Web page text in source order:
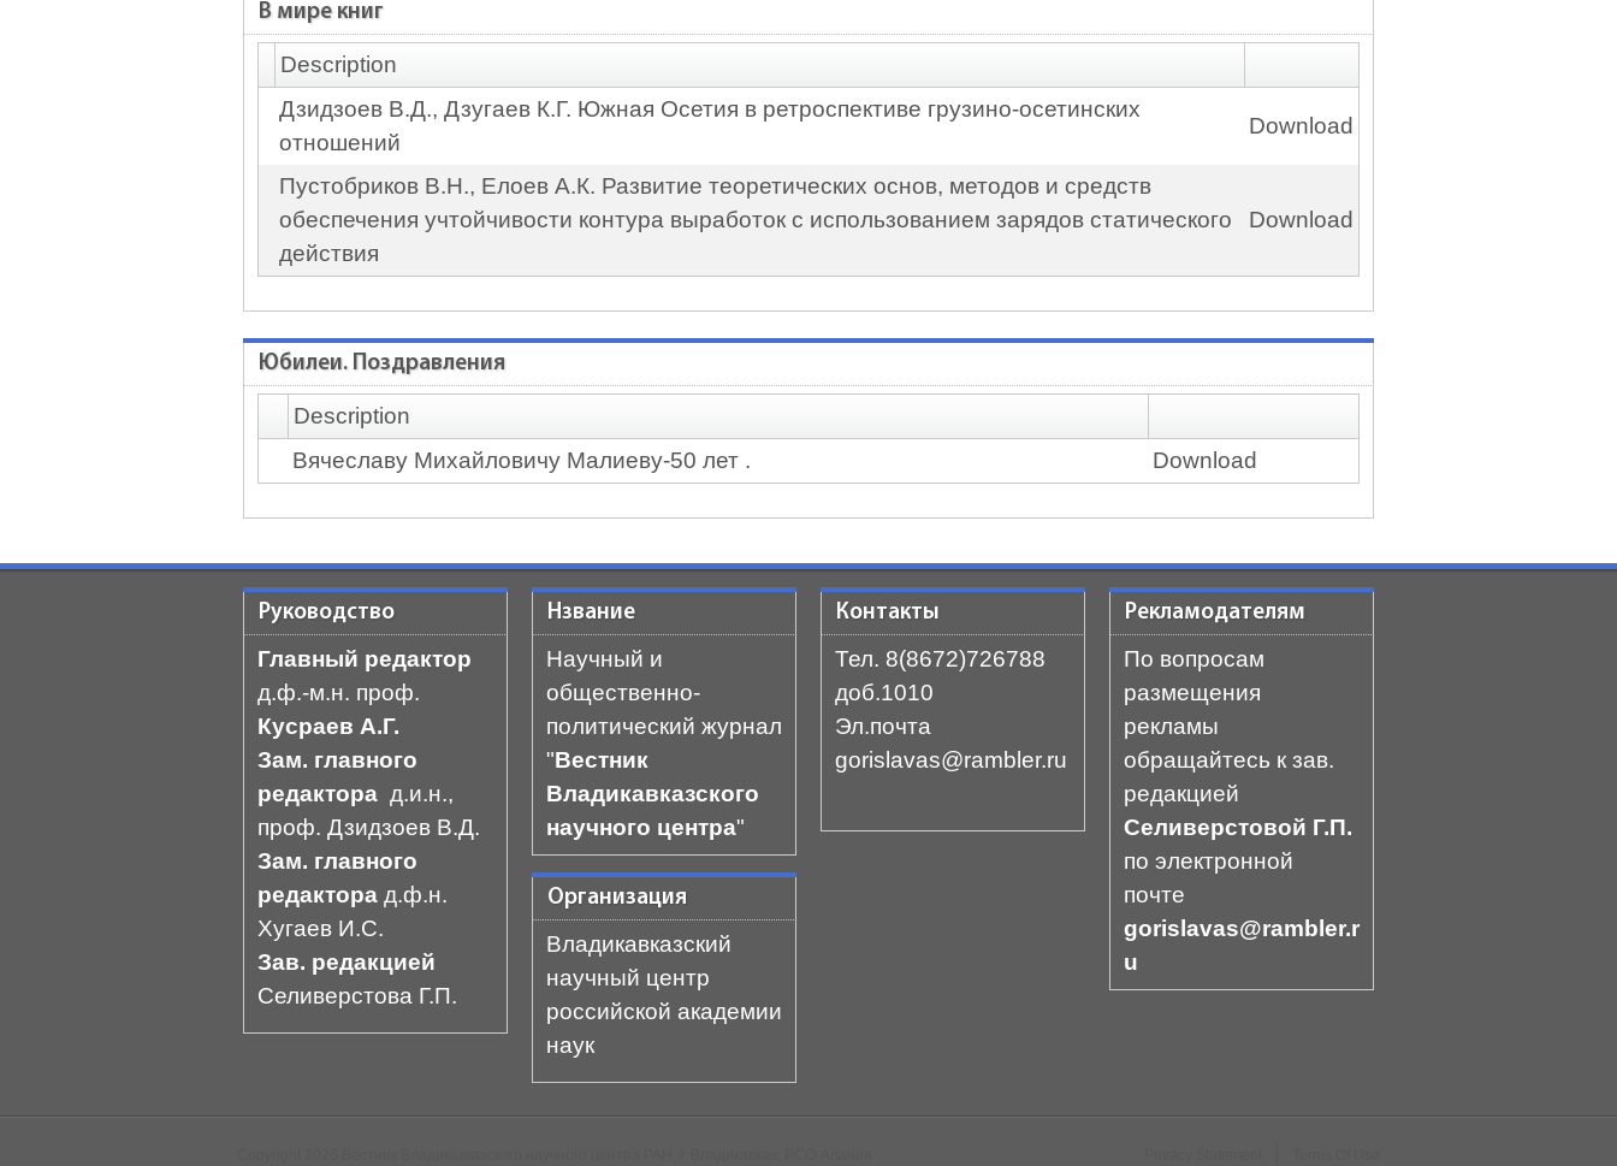
В мире книг
Description
Дзидзоев В.Д., Дзугаев К.Г. Южная Осетия в ретроспективе грузино-осетинских
отношений
Download
Пустобриков В.Н., Елоев А.К. Развитие теоретических основ, методов и средств
обеспечения учтойчивости контура выработок с использованием зарядов статического
действия
Download
Юбилеи. Поздравления
Description
Вячеславу Михайловичу Малиеву-50 лет .
Download
Руководство
Главный редактор
д.ф.-м.н. проф.
Кусраев А.Г.
Зам. главного
редактора д.и.н.,
проф. Дзидзоев В.Д.
Зам. главного
редактора д.ф.н.
Хугаев И.С.
Зав. редакцией
Селиверстова Г.П.
Нзвание
Научный и
общественно-
политический журнал
"Вестник
Владикавказского
научного центра"
Организация
Владикавказский
научный центр
российской академии
наук
Контакты
Тел. 8(8672)726788
доб.1010
Эл.почта
gorislavas@rambler.ru
Рекламодателям
По вопросам
размещения
рекламы
обращайтесь к зав.
редакцией
Селиверстовой Г.П.
по электронной
почте
gorislavas@rambler.r
u